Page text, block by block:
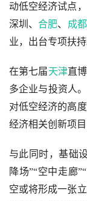
动低空经济试点
深圳、合肥、 成都
业，出台专项扶持
在第七届天津直
多企业与投资人
对低空经济的高
经济相关创新项
与此同时，基础
降场”“空中走廊
空或将形成一张